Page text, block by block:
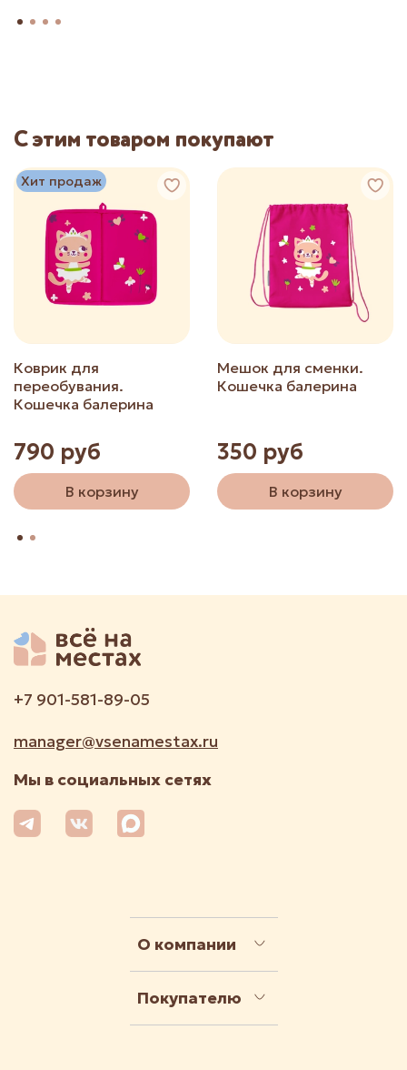
С этим товаром покупают
Хит продаж
Коврик для
переобувания.
Кошечка балерина
790 руб
В корзину
Мешок для сменки.
Кошечка балерина
350 руб
В корзину
О компании
Покупателю
+7 901-581-89-05
manager@vsenamestax.ru
Мы в социальных сетях